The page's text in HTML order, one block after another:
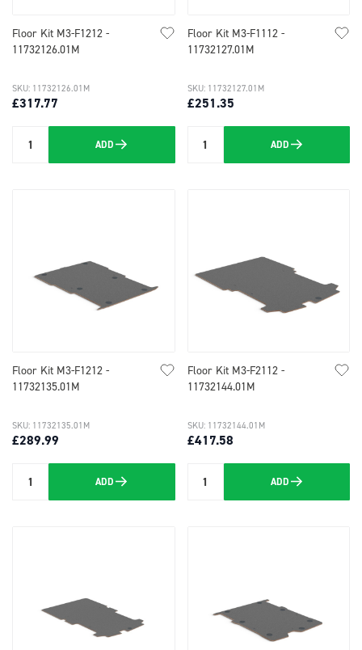
Floor Kit M3-F1212 -
11732126.01M
£317.77
SKU: 11732126.01M
Quantity ADD
Floor Kit M3-F1112 -
11732127.01M
£251.35
SKU: 11732127.01M
Quantity ADD
Floor Kit M3-F1212 -
11732135.01M
£289.99
SKU: 11732135.01M
Quantity ADD
Floor Kit M3-F2112 -
11732144.01M
£417.58
SKU: 11732144.01M
Quantity ADD